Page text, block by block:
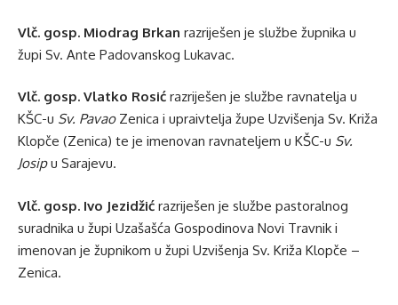
Vlč. gosp. Miodrag Brkan razriješen je službe župnika u
župi Sv. Ante Padovanskog Lukavac.
Vlč. gosp. Vlatko Rosić razriješen je službe ravnatelja u
KŠC-u Sv. PavaoZenica i upraivtelja župe Uzvišenja Sv. Križa
Klopče (Zenica) te je imenovan ravnateljem u KŠC-u Sv.
Josipu Sarajevu.
Vlč. gosp. Ivo Jezidžić razriješen je službe pastoralnog
suradnika u župi Uzašašća Gospodinova Novi Travnik i
imenovan je župnikom u župi Uzvišenja Sv. Križa Klopče –
Zenica.